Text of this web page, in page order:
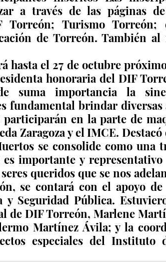
a través de las páginas de
Torreón; Turismo Torreón;
de Torreón. También al
hasta el 27 de octubre
honoraria del DIF
suma importancia la
fundamental brindar diversas
participarán en la parte de
Zaragoza y el IMCE.
se consolide como una
importante y
queridos que se nos
se contará con el apoyo
Seguridad Pública.
de DIF Torreón, Marlene
Martínez Ávila; y la
especiales del Instituto